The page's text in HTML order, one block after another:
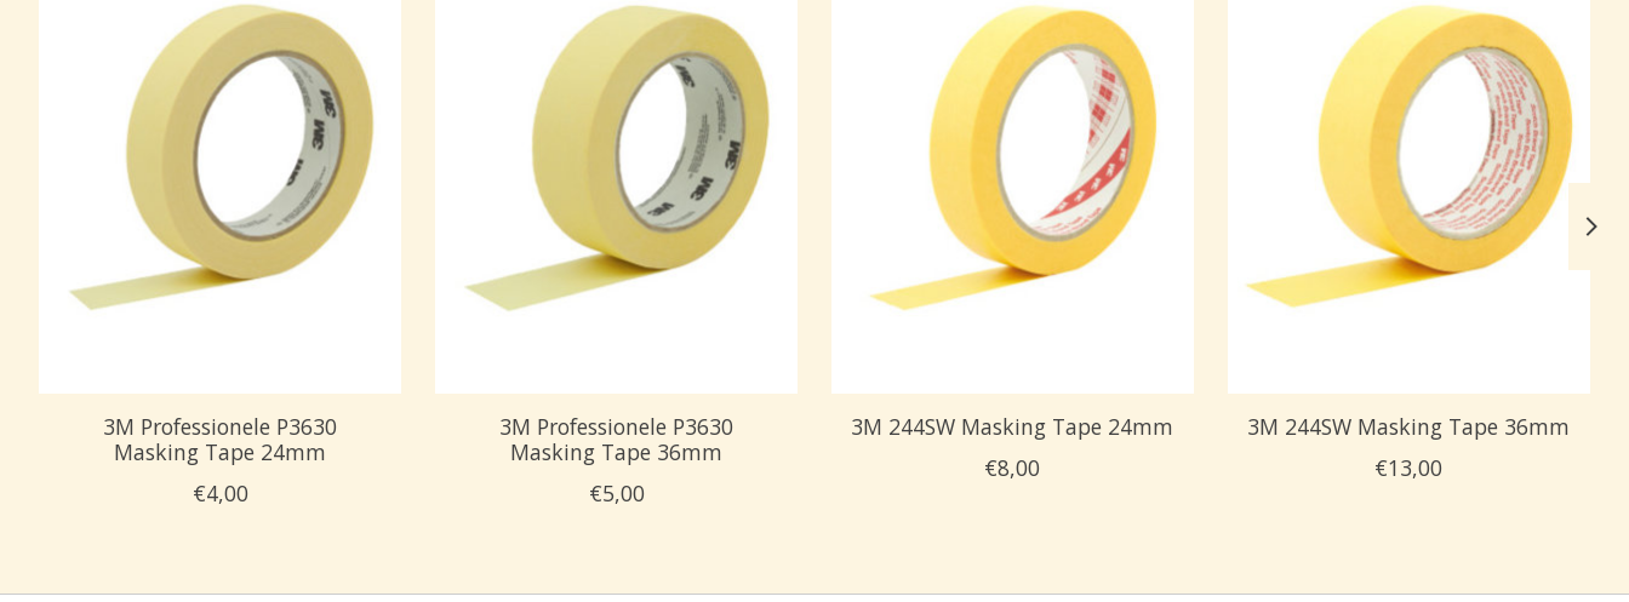
3M Professionele P3630
Masking Tape 24mm
€4,00
3M Professionele P3630
Masking Tape 36mm
€5,00
3M 244SW Masking Tape 24mm
€8,00
3M 244SW Masking Tape 36mm
€13,00